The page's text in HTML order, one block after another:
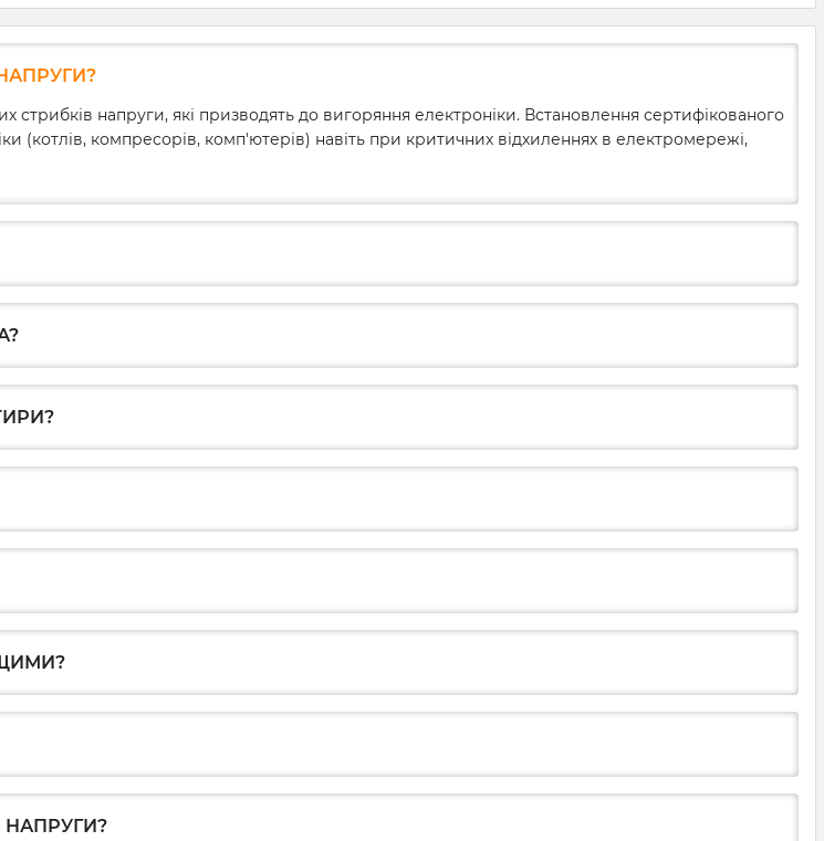
напруги, які призводять до вигоряння електроніки. Встановлення сертифікованого
(котлів, компресорів, комп'ютерів) навіть при критичних відхиленнях в електромережі,